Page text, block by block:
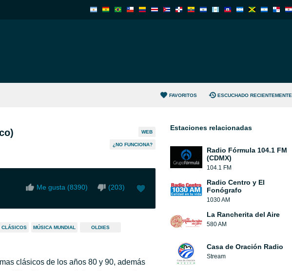
FAVORITOS ESCUCHADO RECIENTEMENTE
WEB
¿NO FUNCIONA?
Me gusta (8390) (203)
CLÁSICOS MÚSICA MUNDIAL OLDIES
clásicos de los años 80 y 90, además
Estaciones relacionadas
Radio Fórmula 104.1 FM
(CDMX)
104.1 FM
Radio Centro y El
Fonógrafo
1030 AM
La Rancherita del Aire
580 AM
Casa de Oración Radio
Stream